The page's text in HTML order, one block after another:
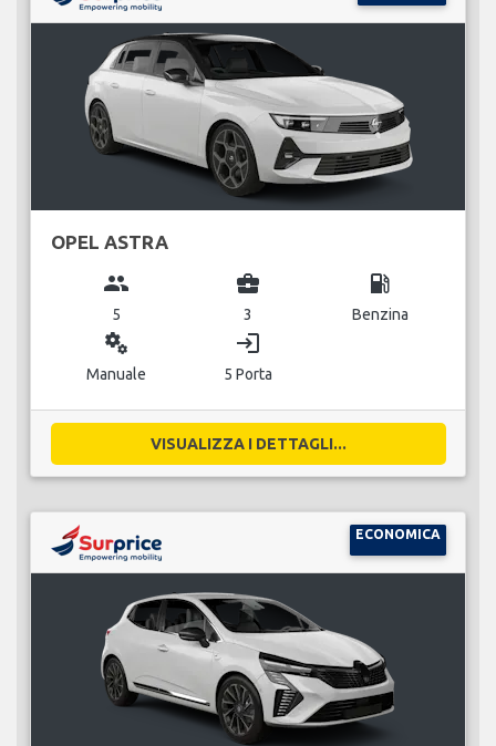
OPEL ASTRA
group
5
business_center
3
local_gas_station
Benzina
miscellaneous_services
Manuale
login
5 Porta
VISUALIZZA I DETTAGLI...
ECONOMICA